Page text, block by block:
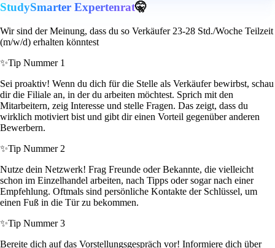
StudySmarter Expertenrat🤫
Wir sind der Meinung, dass du so Verkäufer 23-28 Std./Woche Teilzeit
(m/w/d) erhalten könntest
✨Tip Nummer 1
Sei proaktiv! Wenn du dich für die Stelle als Verkäufer bewirbst, schau
dir die Filiale an, in der du arbeiten möchtest. Sprich mit den
Mitarbeitern, zeig Interesse und stelle Fragen. Das zeigt, dass du
wirklich motiviert bist und gibt dir einen Vorteil gegenüber anderen
Bewerbern.
✨Tip Nummer 2
Nutze dein Netzwerk! Frag Freunde oder Bekannte, die vielleicht
schon im Einzelhandel arbeiten, nach Tipps oder sogar nach einer
Empfehlung. Oftmals sind persönliche Kontakte der Schlüssel, um
einen Fuß in die Tür zu bekommen.
✨Tip Nummer 3
Bereite dich auf das Vorstellungsgespräch vor! Informiere dich über